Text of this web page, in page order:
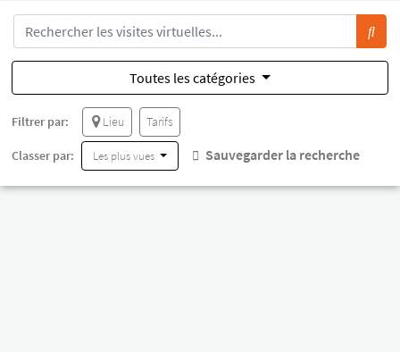
Toutes les catégories
Filtrer par: Lieu Tarifs
Classer par: Les plus vues Sauvegarder la recherche